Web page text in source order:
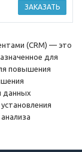
ЗАКАЗАТЬ
(CRM) — это
для
повышения
данных